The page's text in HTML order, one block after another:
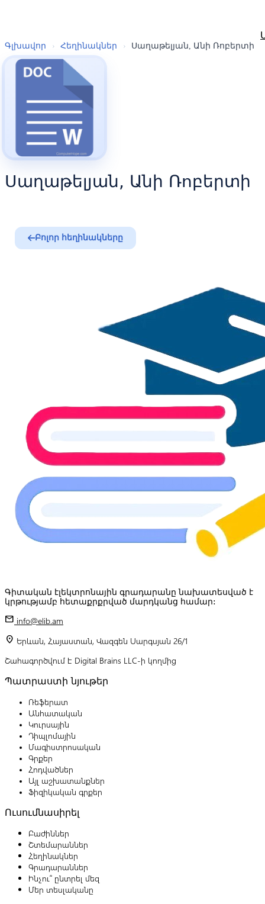
Գլխավոր › Հեղինակներ › Սաղաթելյան, Անի Ռոբերտի
Սաղաթելյան, Անի Ռոբերտի
Բոլոր հեղինակները
Գիտական էլեկտրոնային գրադարանը նախատեսված է
կրթությամբ հետաքրքրված մարդկանց համար:
mail info@elib.am
location_on Երևան, Հայաստան, Վազգեն Սարգսյան 26/1
Շահագործվում է Digital Brains LLC-ի կողմից
Պատրաստի նյութեր
Ռեֆերատ
Անհատական
Կուրսային
Դիպլոմային
Մագիստրոսական
Գրքեր
Հոդվածներ
Այլ աշխատանքներ
Ֆիզիկական գրքեր
Ուսումնասիրել
Բաժիններ
Շտեմարաններ
Հեղինակներ
Գրադարաններ
Ինչու՞ ընտրել մեզ
Մեր տեսլականը